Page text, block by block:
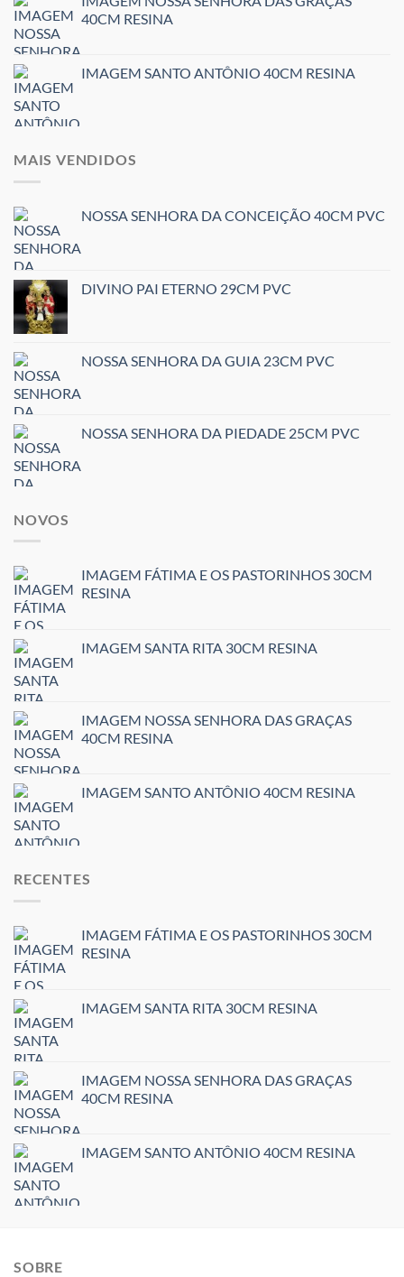
40CM RESINA
IMAGEM SANTO ANTÔNIO 40CM RESINA
MAIS VENDIDOS
NOSSA SENHORA DA CONCEIÇÃO 40CM PVC
DIVINO PAI ETERNO 29CM PVC
NOSSA SENHORA DA GUIA 23CM PVC
NOSSA SENHORA DA PIEDADE 25CM PVC
NOVOS
IMAGEM FÁTIMA E OS PASTORINHOS 30CM
RESINA
IMAGEM SANTA RITA 30CM RESINA
IMAGEM NOSSA SENHORA DAS GRAÇAS
40CM RESINA
IMAGEM SANTO ANTÔNIO 40CM RESINA
RECENTES
IMAGEM FÁTIMA E OS PASTORINHOS 30CM
RESINA
IMAGEM SANTA RITA 30CM RESINA
IMAGEM NOSSA SENHORA DAS GRAÇAS
40CM RESINA
IMAGEM SANTO ANTÔNIO 40CM RESINA
SOBRE